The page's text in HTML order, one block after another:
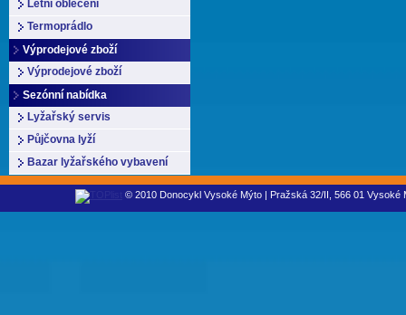
Letní oblečení
Termoprádlo
Výprodejové zboží
Výprodejové zboží
Sezónní nabídka
Lyžařský servis
Půjčovna lyží
Bazar lyžařského vybavení
© 2010 Donocykl Vysoké Mýto | Pražská 32/II, 566 01 Vysoké